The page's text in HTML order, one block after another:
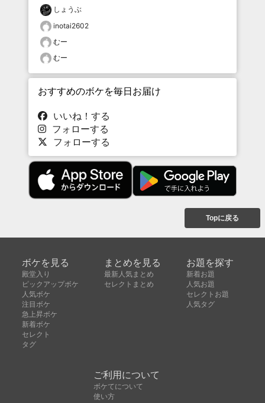
しょうぶ
inotai2602
むー
むー
おすすめのボケを毎日お届け
いいね！する
フォローする
フォローする
Topに戻る
ボケを見る
殿堂入り
ピックアップボケ
人気ボケ
注目ボケ
急上昇ボケ
新着ボケ
セレクト
タグ
まとめを見る
最新人気まとめ
セレクトまとめ
お題を探す
新着お題
人気お題
セレクトお題
人気タグ
ご利用について
ボケてについて
使い方